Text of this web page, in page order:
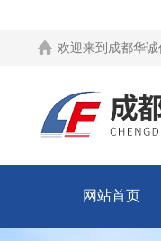
欢迎来到 成都华
网站首页